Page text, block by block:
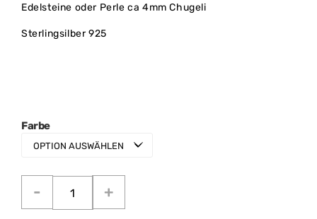
Edelsteine oder Perle ca 4mm Chugeli
Sterlingsilber 925
Farbe